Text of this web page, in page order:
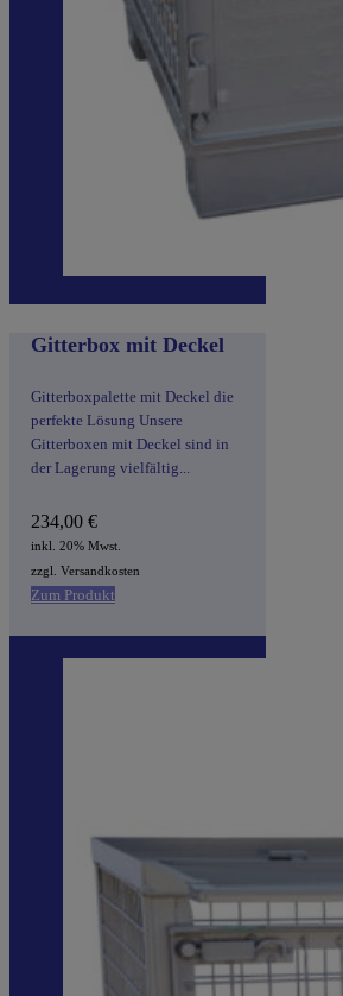
Gitterbox mit Deckel
Gitterboxpalette mit Deckel die
perfekte Lösung Unsere
Gitterboxen mit Deckel sind in
der Lagerung vielfältig...
234,00€
inkl. 20% Mwst.
zzgl. Versandkosten
Zum Produkt